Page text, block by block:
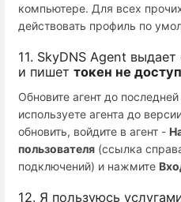
компьютере. Для всех
действовать профиль по
11. SkyDNS Agent
и пишет токен не
Обновите агент до
используете агента до
обновить, войдите в агент -
пользователя (ссылка
подключений) и нажмите
12. Я пользуюсь